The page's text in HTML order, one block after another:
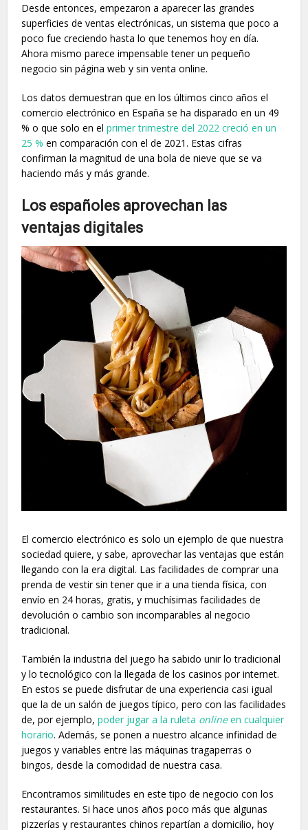
Desde entonces, empezaron a aparecer las grandes
superficies de ventas electrónicas, un sistema que poco a
poco fue creciendo hasta lo que tenemos hoy en día.
Ahora mismo parece impensable tener un pequeño
negocio sin página web y sin venta online.
Los datos demuestran que en los últimos cinco años el
comercio electrónico en España se ha disparado en un 49
% o que solo en elprimer trimestre del 2022 creció en un
25 % en comparación con el de 2021. Estas cifras
confirman la magnitud de una bola de nieve que se va
haciendo más y más grande.
Los españoles aprovechan las
ventajas digitales
El comercio electrónico es solo un ejemplo de que nuestra
sociedad quiere, y sabe, aprovechar las ventajas que están
llegando con la era digital. Las facilidades de comprar una
prenda de vestir sin tener que ir a una tienda física, con
envío en 24 horas, gratis, y muchísimas facilidades de
devolución o cambio son incomparables al negocio
tradicional.
También la industria del juego ha sabido unir lo tradicional
y lo tecnológico con la llegada de los casinos por internet.
En estos se puede disfrutar de una experiencia casi igual
que la de un salón de juegos típico, pero con las facilidades
de, por ejemplo,poder jugar a la ruleta onlineen cualquier
horario. Además, se ponen a nuestro alcance infinidad de
juegos y variables entre las máquinas tragaperras o
bingos, desde la comodidad de nuestra casa.
Encontramos similitudes en este tipo de negocio con los
restaurantes. Si hace unos años poco más que algunas
pizzerías y restaurantes chinos repartían a domicilio, hoy